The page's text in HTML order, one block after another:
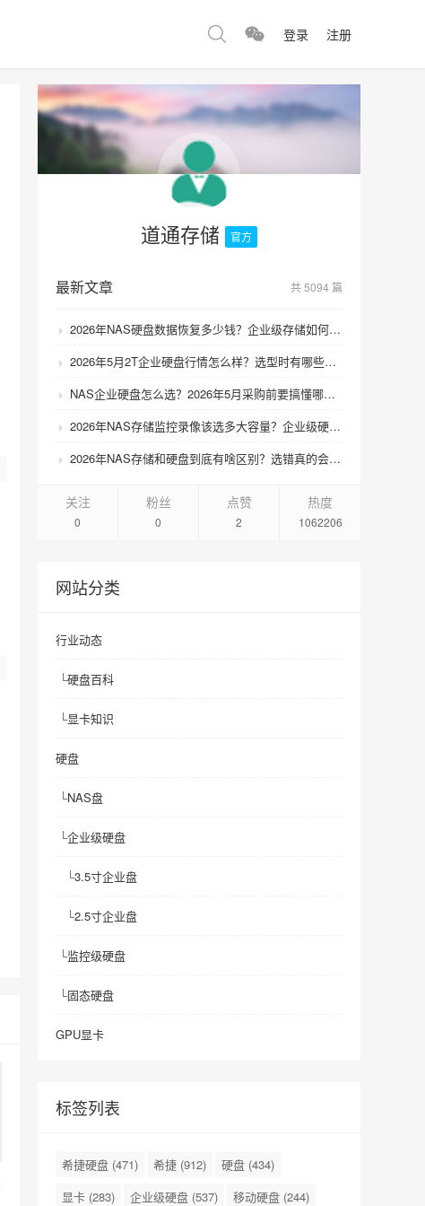
登录 注册
道通存储 官方
最新文章 共 5094 篇
2026年NAS硬盘数据恢复多少钱？企业级存储如何避免数据丢失风险？
2026年5月2T企业硬盘行情怎么样？选型时有哪些避坑技巧？
NAS企业硬盘怎么选？2026年5月采购前要搞懂哪些坑？
2026年NAS存储监控录像该选多大容量？企业级硬盘怎么搭配才划算？
2026年NAS存储和硬盘到底有啥区别？选错真的会后悔吗？
关注
0
粉丝
0
点赞
2
热度
1062206
网站分类
行业动态
└硬盘百科
└显卡知识
硬盘
└NAS盘
└企业级硬盘
└3.5寸企业盘
└2.5寸企业盘
└监控级硬盘
└固态硬盘
GPU显卡
标签列表
希捷硬盘 (471) 希捷 (912) 硬盘 (434)
显卡 (283) 企业级硬盘 (537) 移动硬盘 (244)